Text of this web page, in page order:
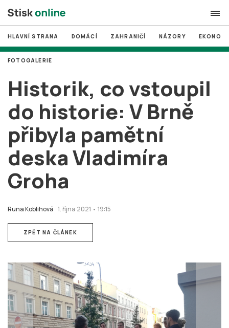
search
# MUNI
# Brno
# volby
login PŘIHLÁSIT SE
Zapomněli jste heslo?
HLAVNÍ STRANA DOMÁCÍ ZAHRANIČÍ NÁZORY
Historik, co vstoupil
do historie: V Brně
přibyla pamětní
deska Vladimíra
Groha
Runa Koblihová 1. října 2021 • 19:15
FOTOGALERIE
ZPĚT NA ČLÁNEK